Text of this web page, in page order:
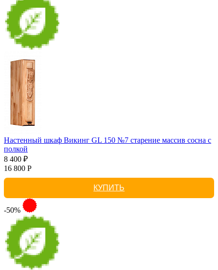
Настенный шкаф Викинг GL 150 №7 старение массив сосна с
полкой
8 400 ₽
16 800 Р
КУПИТЬ
-50%